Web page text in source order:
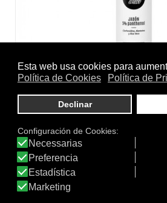
Cuando lo tengamos limpio
crema o pomada que ayude a la
Habitualmente se recomienda
dos semanas, pero también podrá
tatuador. No hay solo una, cada
la que le parece más apta, pero lo